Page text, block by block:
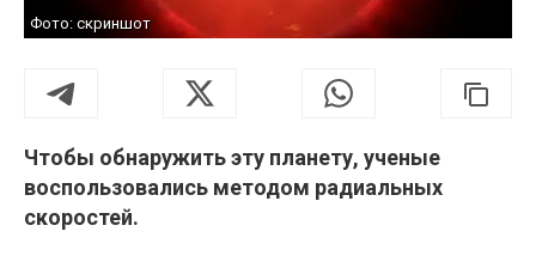
Фото: скриншот
Чтобы обнаружить эту планету, ученые
воспользовались методом радиальных
скоростей.